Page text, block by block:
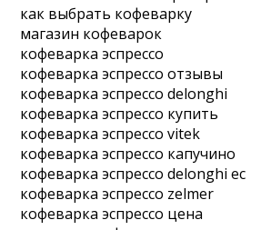
как выбрать кофеварку
магазин кофеварок
кофеварка эспрессо
кофеварка эспрессо отзывы
кофеварка эспрессо delonghi
кофеварка эспрессо купить
кофеварка эспрессо vitek
кофеварка эспрессо капучино
кофеварка эспрессо delonghi ec
кофеварка эспрессо zelmer
кофеварка эспрессо цена